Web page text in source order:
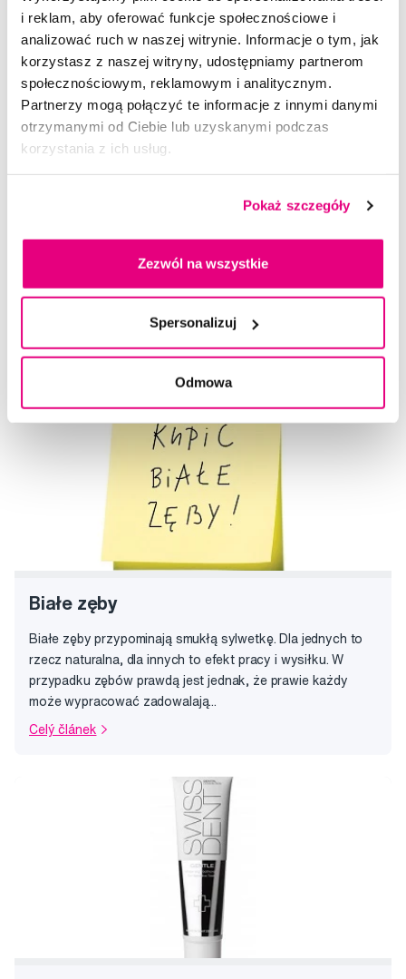
i reklam, aby oferować funkcje społecznościowe i
analizować ruch w naszej witrynie. Informacje o tym, jak
korzystasz z naszej witryny, udostępniamy partnerom
społecznościowym, reklamowym i analitycznym.
Partnerzy mogą połączyć te informacje z innymi danymi
otrzymanymi od Ciebie lub uzyskanymi podczas
korzystania z ich usług.
Pokaż szczegóły
Zezwól na wszystkie
Spersonalizuj
Odmowa
Eksperci ostrzegają przed pastami do
zębów z węglem aktywnym.
Ostatnio na rynku pojawiła się pasta do zębów
Celý článek
Jak pozbyć się plam po zdjęciu aparatu
ortodontycznego?
Michał
Białe zęby
Białe zęby przypominają smukłą sylwetkę. Dla jednych to
rzecz naturalna, dla innych to efekt pracy i wysiłku. W
przypadku zębów prawdą jest jednak, że prawie każdy
może wypracować zadowalają...
Celý článek